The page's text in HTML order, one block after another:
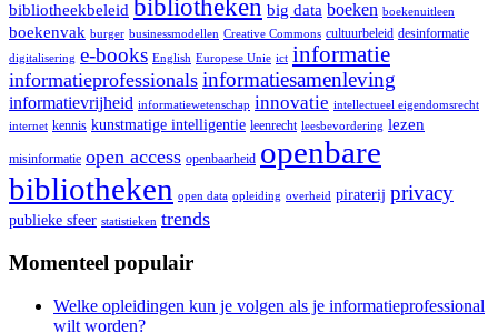
bibliotheekbeleid bibliotheken big data boeken boekenuitleen
boekenvak burger businessmodellen Creative Commons cultuurbeleid desinformatie
digitalisering e-books English Europese Unie ict informatie
informatieprofessionals informatiesamenleving
informatievrijheid informatiewetenschap innovatie intellectueel eigendomsrecht
internet kennis kunstmatige intelligentie leenrecht leesbevordering lezen
misinformatie open access openbaarheid openbare
bibliotheken open data opleiding overheid piraterij privacy
publieke sfeer statistieken trends
Momenteel populair
Welke opleidingen kun je volgen als je informatieprofessional
wilt worden?